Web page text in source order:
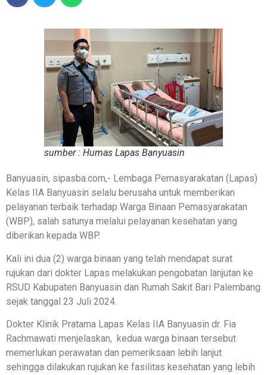
sumber : Humas Lapas Banyuasin
Banyuasin, sipasba.com,- Lembaga Pemasyarakatan (Lapas)
Kelas IIA Banyuasin selalu berusaha untuk memberikan
pelayanan terbaik terhadap Warga Binaan Pemasyarakatan
(WBP), salah satunya melalui pelayanan kesehatan yang
diberikan kepada WBP.
Kali ini dua (2) warga binaan yang telah mendapat surat
rujukan dari dokter Lapas melakukan pengobatan lanjutan ke
RSUD Kabupaten Banyuasin dan Rumah Sakit Bari Palembang
sejak tanggal 23 Juli 2024.
Dokter Klinik Pratama Lapas Kelas IIA Banyuasin dr. Fia
Rachmawati menjelaskan, kedua warga binaan tersebut
memerlukan perawatan dan pemeriksaan lebih lanjut
sehingga dilakukan rujukan ke fasilitas kesehatan yang lebih